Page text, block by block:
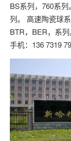
BS系列，760系
列。 高速陶瓷球
BTR，BER，系
手机：136 7319